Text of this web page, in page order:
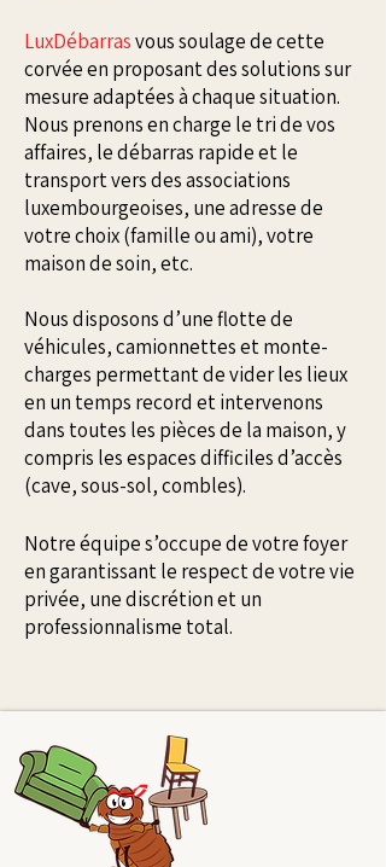
LuxDébarrasvous soulage de cette
corvée en proposant des solutions sur
mesure adaptées à chaque situation.
Nous prenons en charge le tri de vos
affaires, le débarras rapide et le
transport vers des associations
luxembourgeoises, une adresse de
votre choix (famille ou ami), votre
maison de soin, etc.
Nous disposons d’une flotte de
véhicules, camionnettes et monte-
charges permettant de vider les lieux
en un temps record et intervenons
dans toutes les pièces de la maison, y
compris les espaces difficiles d’accès
(cave, sous-sol, combles).
Notre équipe s’occupe de votre foyer
en garantissant le respect de votre vie
privée, une discrétion et un
professionnalisme total.